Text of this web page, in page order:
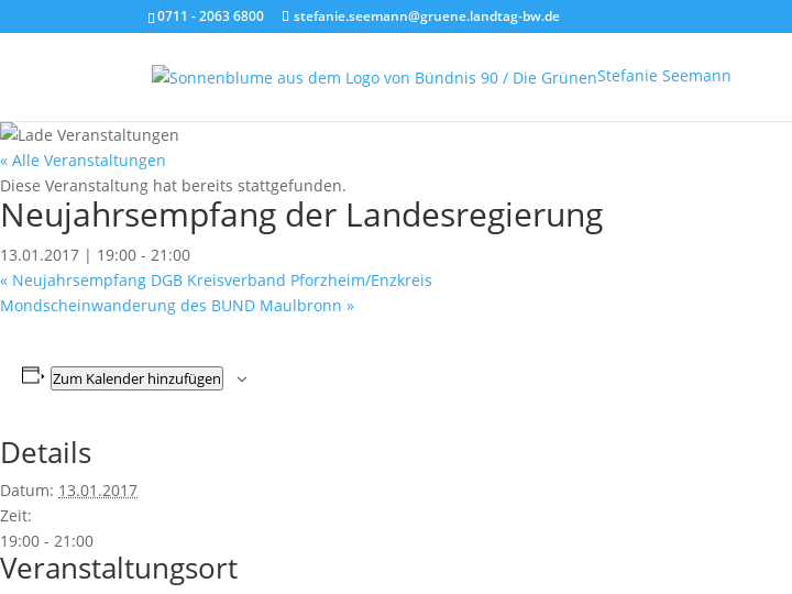
0711 - 2063 6800 stefanie.seemann@gruene.landtag-bw.de
Stefanie Seemann
« Alle Veranstaltungen
Diese Veranstaltung hat bereits stattgefunden.
Neujahrsempfang der Landesregierung
13.01.2017 | 19:00 - 21:00
« Neujahrsempfang DGB Kreisverband Pforzheim/Enzkreis
Mondscheinwanderung des BUND Maulbronn »
Zum Kalender hinzufügen
Details
Datum: 13.01.2017
Zeit:
19:00 - 21:00
Veranstaltungsort